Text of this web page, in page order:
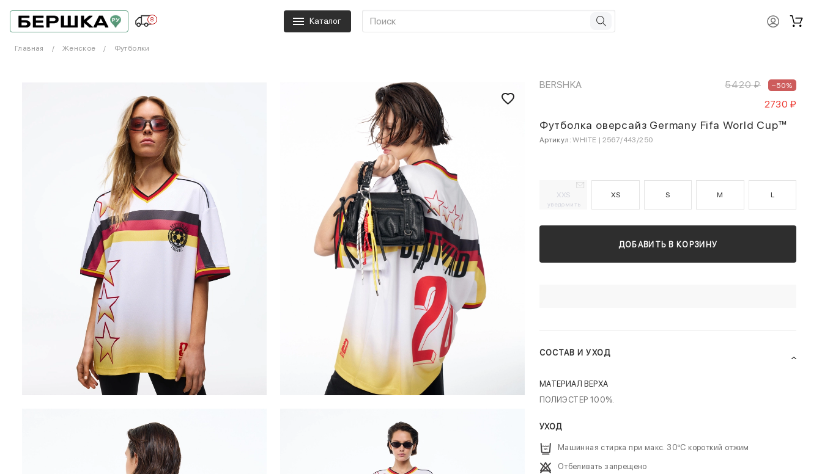
8 Каталог
Главная Женское Футболки
BERSHKA 5420 ₽ –50%
2730 ₽
Футболка оверсайз Germany Fifa World Cup™
Артикул: WHITE | 2567/443/250
XXS
уведомить
XS S M L
ДОБАВИТЬ В КОРЗИНУ
СОСТАВ И УХОД
МАТЕРИАЛ ВЕРХА
ПОЛИЭСТЕР 100%.
УХОД
Машинная стирка при макс. 30ºC короткий отжим
Отбеливать запрещено